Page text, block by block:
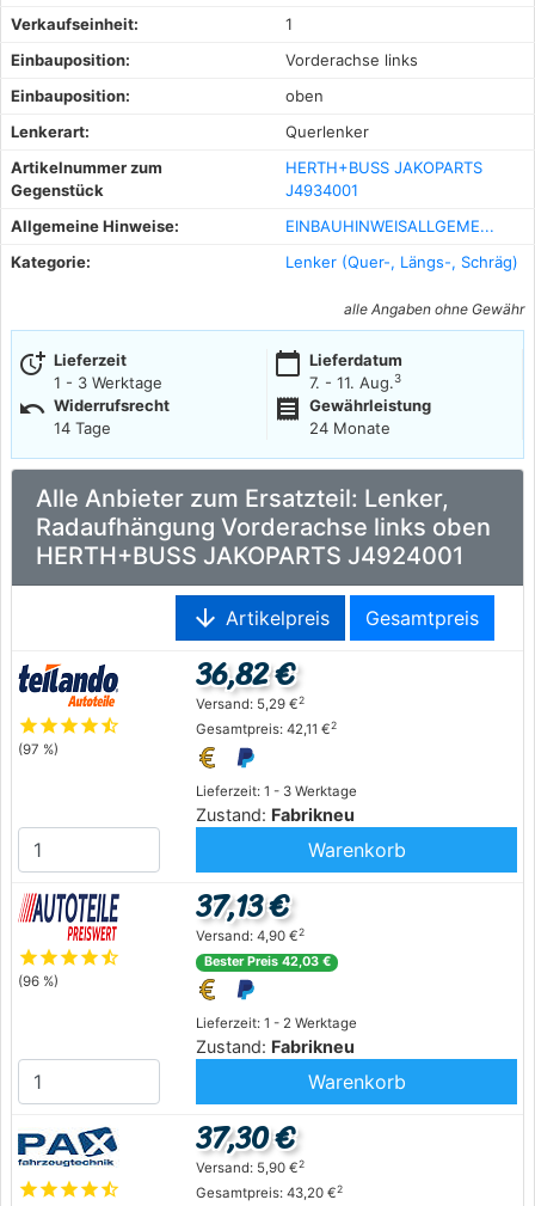
Verkaufseinheit:
1
Einbauposition:
Vorderachse links
Einbauposition:
oben
Lenkerart:
Querlenker
Artikelnummer zum
Gegenstück
HERTH+BUSS JAKOPARTS
J4934001
Allgemeine Hinweise:
EINBAUHINWEISALLGEME...
Kategorie:
Lenker (Quer-, Längs-, Schräg)
alle Angaben ohne Gewähr
more_time Lieferzeit
1 - 3 Werktage
calendar_today Lieferdatum
7. - 11. Aug.3
undo Widerrufsrecht
14 Tage
receipt
Gewährleistung
24 Monate
Alle Anbieter zum Ersatzteil: Lenker,
Radaufhängung Vorderachse links oben
HERTH+BUSS JAKOPARTS J4924001
arrow_downward Artikelpreis Gesamtpreis
starstarstarstarstar_half
(97 %)
Lieferzeit: 1 - 3 Werktage
Zustand: Fabrikneu
36,82 €
Versand: 5,29 €2
Gesamtpreis: 42,11 €2
Warenkorb
starstarstarstarstar_half
(96 %)
Lieferzeit: 1 - 2 Werktage
Zustand: Fabrikneu
37,13 €
Versand: 4,90 €2
Bester Preis 42,03 €
Warenkorb
starstarstarstarstar_half
37,30 €
Versand: 5,90 €2
Gesamtpreis: 43,20 €2